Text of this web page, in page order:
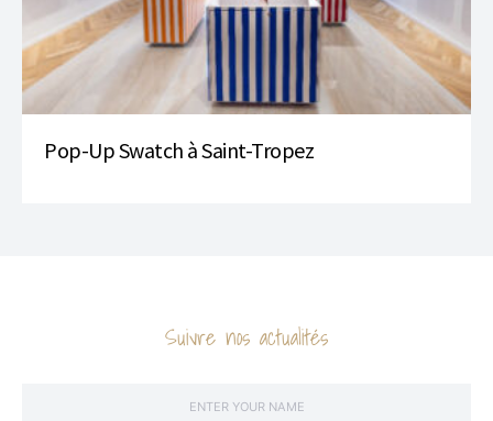
Pop-Up Swatch à Saint-Tropez
Suivre nos actualités